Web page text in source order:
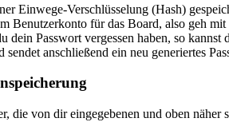
Einwege-Verschlüsselung (Hash)
Benutzerkonto für das Board, also geh
dein Passwort vergessen haben, so
anschließend ein neu generiertes
die von dir eingegebenen und oben